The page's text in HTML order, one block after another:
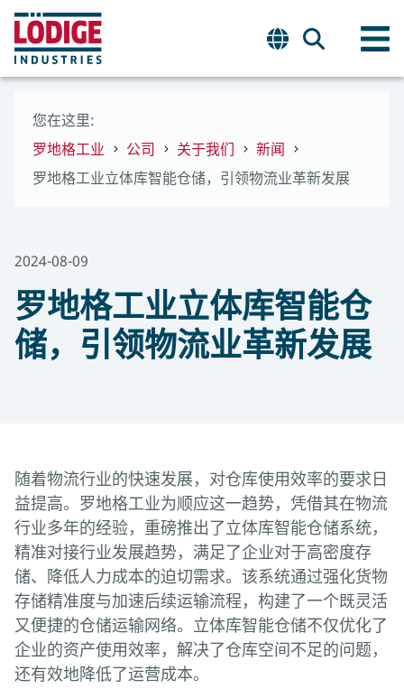
您在这里:
罗地格工业
公司 关于我们
新闻
罗地格工业立体库智能仓储，引领物流业革新发展
2024-08-09
罗地格工业立体库智能仓
储，引领物流业革新发展
随着物流行业的快速发展，对仓库使用效率的要求日
益提高。罗地格工业为顺应这一趋势，凭借其在物流
行业多年的经验，重磅推出了立体库智能仓储系统，
精准对接行业发展趋势，满足了企业对于高密度存
储、降低人力成本的迫切需求。该系统通过强化货物
存储精准度与加速后续运输流程，构建了一个既灵活
又便捷的仓储运输网络。立体库智能仓储不仅优化了
企业的资产使用效率，解决了仓库空间不足的问题，
还有效地降低了运营成本。